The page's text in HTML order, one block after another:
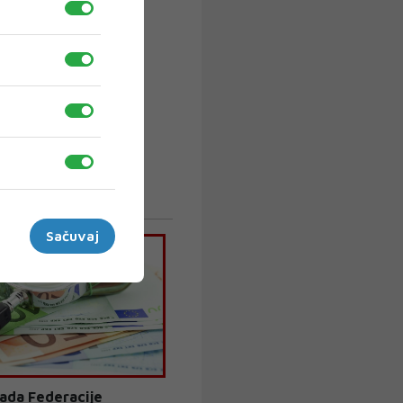
Federacije
Sačuvaj